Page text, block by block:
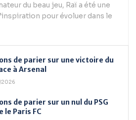
du beau jeu, Raï a été une
pour évoluer dans le
de parier sur une victoire du
à Arsenal
2026
de parier sur un nul du PSG
le Paris FC